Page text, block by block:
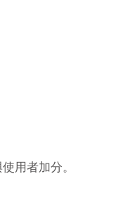
用者加分。